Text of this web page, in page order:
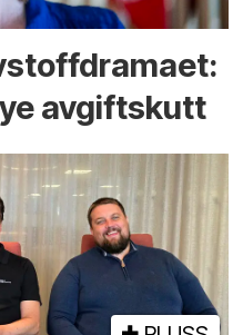
avgiftskutt